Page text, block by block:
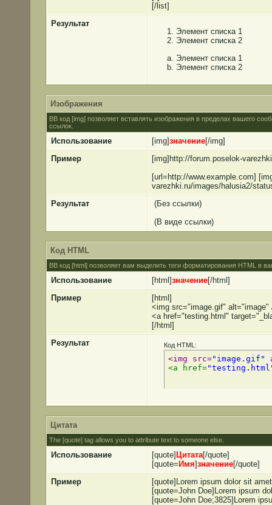
[/list]
Результат
Элемент списка 1
Элемент списка 2
Элемент списка 1
Элемент списка 2
Изображения
BB код [img] позволяет вставлять изображения в пределах вашего
ссылок.
Использование [img]значение[/img]
Пример
[img]http://forum.poselok-
[url=http://www.example.com]
varezhki.ru/images/halusia2/
Результат
(Без ссылки)
(В виде ссылки)
Код HTML
BB код [html] позволяет вам выделить теги форматирования HTML в
Использование [html]значение[/html]
Пример
[html]
<img src="image.gif" alt="image"
<a href="testing.html"
[/html]
Результат
Код HTML:
<img src="image.gif"
<a href=
Цитата
The [quote] tag allows you to attribute text to someone else.
Использование [quote] Цитата[/quote]
[quote= Имя]значение[/quote]
Пример
[quote]Lorem ipsum dolor sit
[quote=John Doe]Lorem ipsum
[quote=John Doe;3825]Lorem